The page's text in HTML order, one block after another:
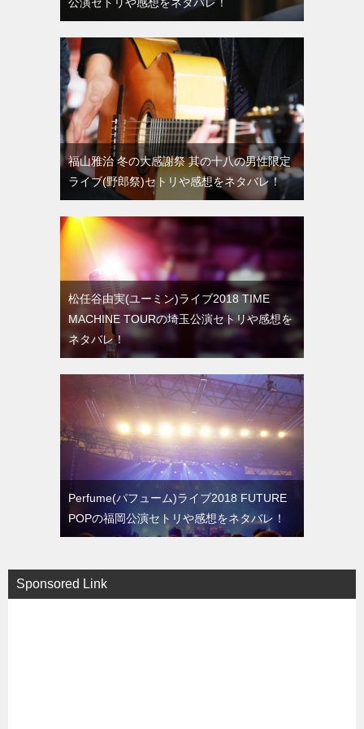
福山雅治 冬の大感謝祭 其の十八の男性限定
ライブ(野郎祭)セトリや感想をネタバレ！
松任谷由実(ユーミン)ライブ2018 TIME
MACHINE TOURの埼玉公演セトリや感想を
ネタバレ！
Perfume(パフューム)ライブ2018 FUTURE
POPの福岡公演セトリや感想をネタバレ！
Sponsored Link